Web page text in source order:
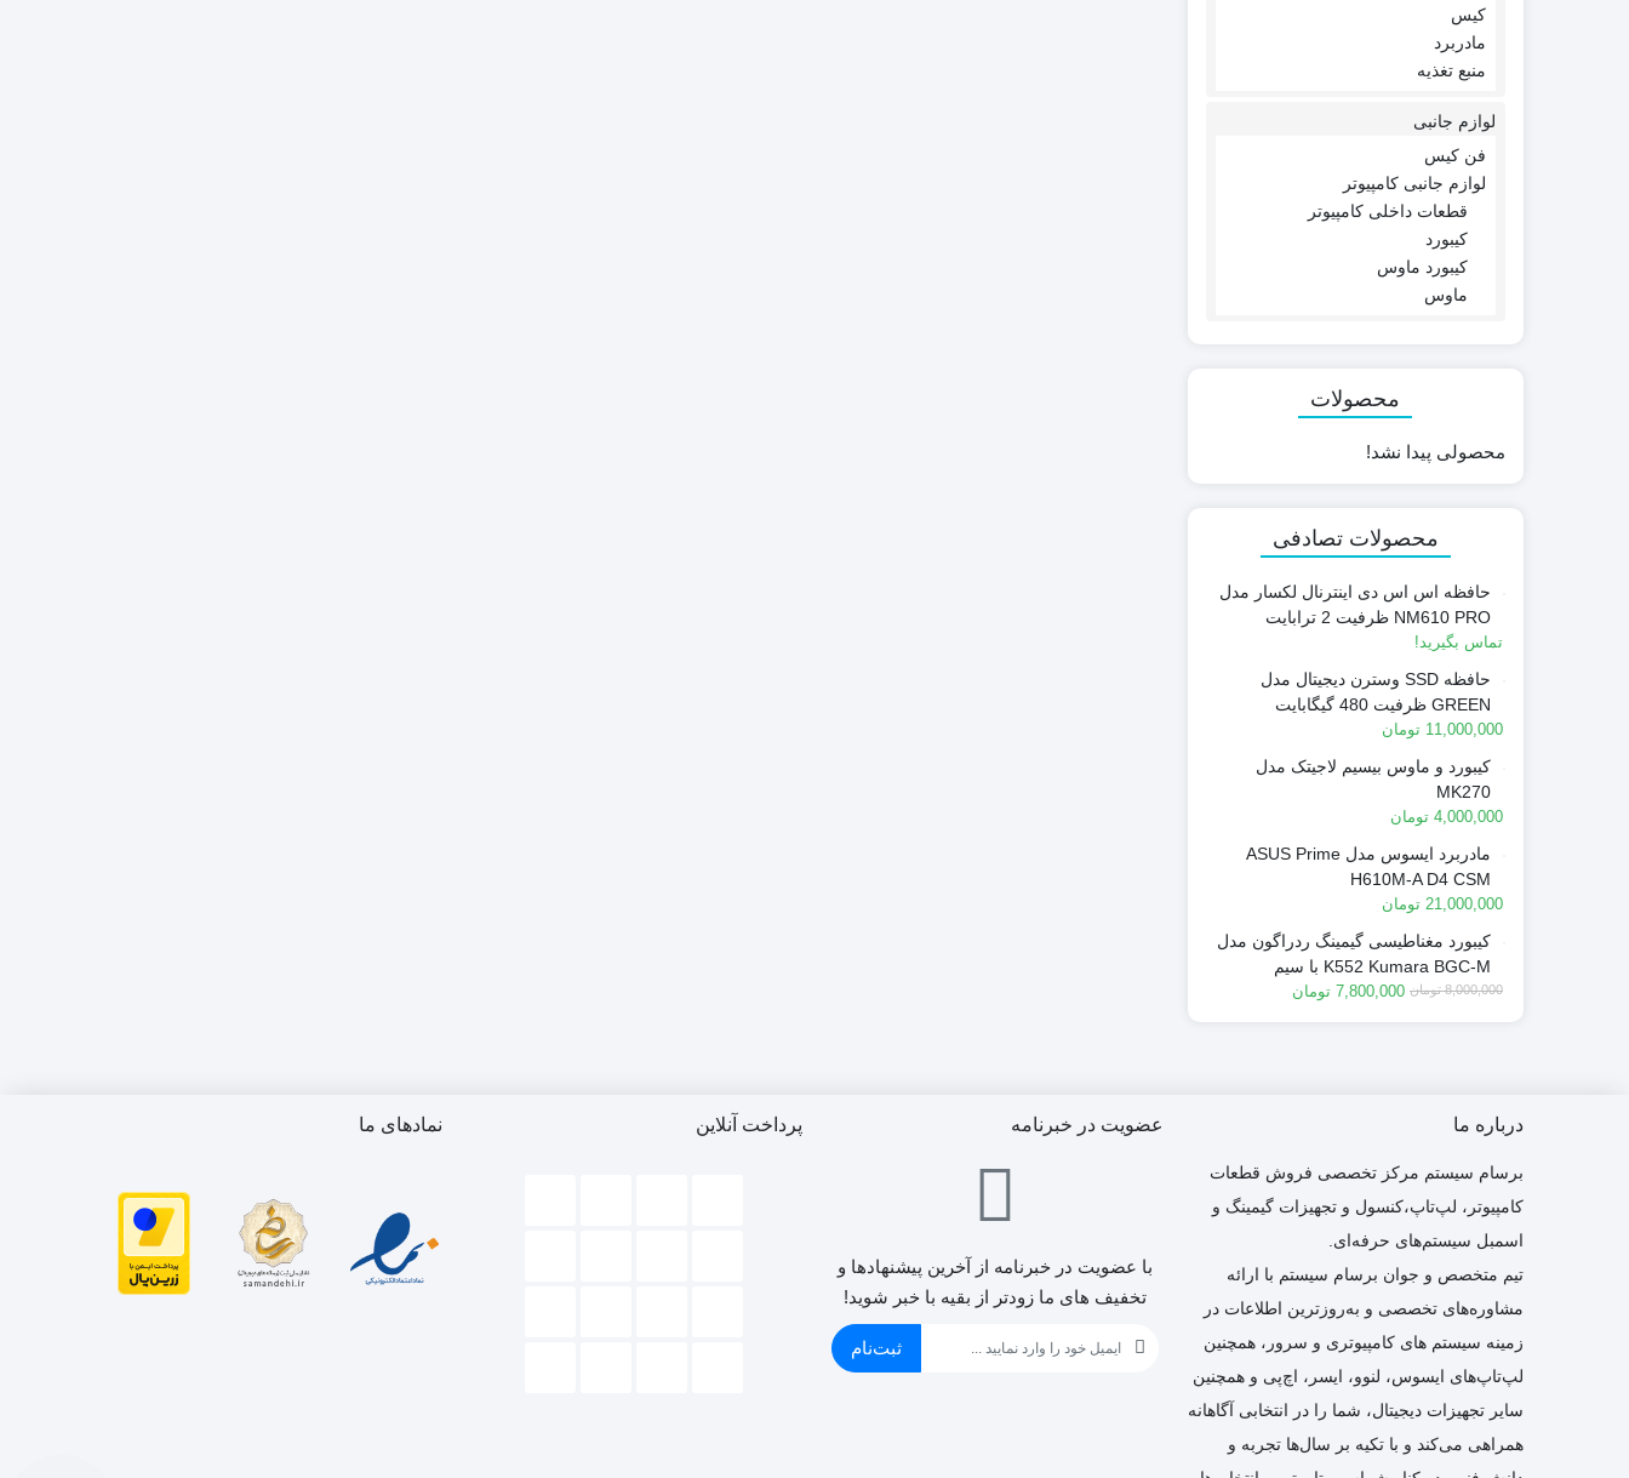
کیس
مادربرد
منبع تغذیه
لوازم جانبی
فن کیس
لوازم جانبی کامپیوتر
قطعات داخلی کامپیوتر
کیبورد
کیبورد ماوس
ماوس
محصولات
محصولی پیدا نشد!
محصولات تصادفی
حافظه اس اس دی اینترنال لکسار مدل
NM610 PRO ظرفیت 2 ترابایت
تماس بگیرید!
حافظه SSD وسترن دیجیتال مدل
GREEN ظرفیت 480 گیگابایت
11,000,000 تومان
کیبورد و ماوس بیسیم لاجیتک مدل
MK270
4,000,000 تومان
مادربرد ایسوس مدل ASUS Prime
H610M-A D4 CSM
21,000,000 تومان
کیبورد مغناطیسی گیمینگ ردراگون مدل
K552 Kumara BGC-M با سیم
8,000,000 تومان
قیمت اصلی: 8,000,000 تومان بود. 7,800,000 تومان قیمت فعلی: 7,800,000 تومان.
درباره ما
برسام سیستم مرکز تخصصی فروش قطعات
کامپیوتر، لپ‌تاپ،کنسول و تجهیزات گیمینگ و
اسمبل سیستم‌های حرفه‌ای.
تیم متخصص و جوان برسام سیستم با ارائه
مشاوره‌های تخصصی و به‌روزترین اطلاعات در
زمینه سیستم های کامپیوتری و سرور، همچنین
لپ‌تاپ‌های ایسوس، لنوو، ایسر، اچ‌پی و همچنین
سایر تجهیزات دیجیتال، شما را در انتخابی آگاهانه
همراهی می‌کند و با تکیه بر سال‌ها تجربه و
عضویت در خبرنامه
با عضویت در خبرنامه از آخرین پیشنهادها و
تخفیف های ما زودتر از بقیه با خبر شوید!
ثبت‌نام
پرداخت آنلاین نمادهای ما